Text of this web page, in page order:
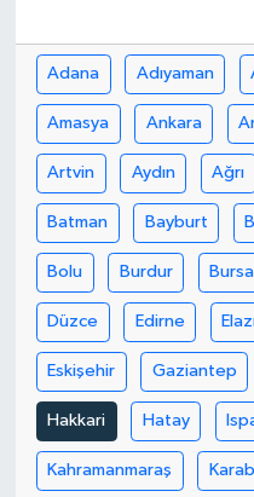
Adana Adıyaman
Amasya Ankara
Artvin Aydın Ağrı
Batman Bayburt
Bolu Burdur Bursa
Düzce Edirne
Eskişehir Gaziantep
Hakkari Hatay
Kahramanmaraş